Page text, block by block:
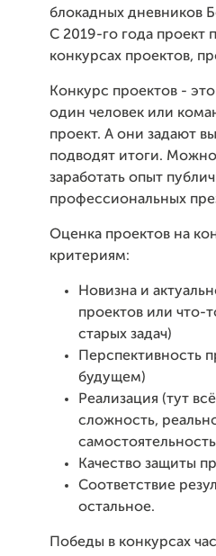
блокадных дневников
С 2019-го года проект
конкурсах проектов,
Конкурс проектов -
один человек или
проект. А они задают
подводят итоги.
заработать опыт
профессиональных
Оценка проектов на
критериям:
Новизна и
проектов или что-
старых задач)
Перспективность
будущем)
Реализация (тут
сложность,
Качество защиты
Соответствие
остальное.
Победы в конкурсах